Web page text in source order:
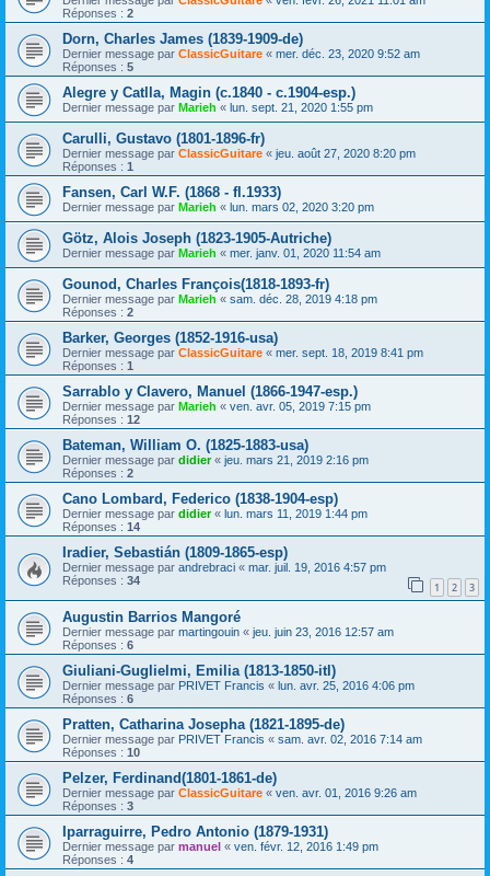
Réponses : 2
Dorn, Charles James (1839-1909-de)
Dernier message par ClassicGuitare « mer. déc. 23, 2020 9:52 am
Réponses : 5
Alegre y Catlla, Magin (c.1840 - c.1904-esp.)
Dernier message par Marieh « lun. sept. 21, 2020 1:55 pm
Carulli, Gustavo (1801-1896-fr)
Dernier message par ClassicGuitare « jeu. août 27, 2020 8:20 pm
Réponses : 1
Fansen, Carl W.F. (1868 - fl.1933)
Dernier message par Marieh « lun. mars 02, 2020 3:20 pm
Götz, Alois Joseph (1823-1905-Autriche)
Dernier message par Marieh « mer. janv. 01, 2020 11:54 am
Gounod, Charles François(1818-1893-fr)
Dernier message par Marieh « sam. déc. 28, 2019 4:18 pm
Réponses : 2
Barker, Georges (1852-1916-usa)
Dernier message par ClassicGuitare « mer. sept. 18, 2019 8:41 pm
Réponses : 1
Sarrablo y Clavero, Manuel (1866-1947-esp.)
Dernier message par Marieh « ven. avr. 05, 2019 7:15 pm
Réponses : 12
Bateman, William O. (1825-1883-usa)
Dernier message par didier« jeu. mars 21, 2019 2:16 pm
Réponses : 2
Cano Lombard, Federico (1838-1904-esp)
Dernier message par didier« lun. mars 11, 2019 1:44 pm
Réponses : 14
Iradier, Sebastián (1809-1865-esp)
Dernier message par andrebraci « mar. juil. 19, 2016 4:57 pm
Réponses : 34 1 2 3
Augustin Barrios Mangoré
Dernier message par martingouin « jeu. juin 23, 2016 12:57 am
Réponses : 6
Giuliani-Guglielmi, Emilia (1813-1850-itl)
Dernier message par PRIVET Francis « lun. avr. 25, 2016 4:06 pm
Réponses : 6
Pratten, Catharina Josepha (1821-1895-de)
Dernier message par PRIVET Francis « sam. avr. 02, 2016 7:14 am
Réponses : 10
Pelzer, Ferdinand(1801-1861-de)
Dernier message par ClassicGuitare « ven. avr. 01, 2016 9:26 am
Réponses : 3
Iparraguirre, Pedro Antonio (1879-1931)
Dernier message par manuel « ven. févr. 12, 2016 1:49 pm
Réponses : 4